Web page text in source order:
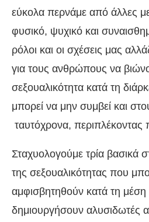
εύκολα περνάμε από άλλες
φυσικό, ψυχικό και
ρόλοι και οι σχέσεις μας
για τους ανθρώπους να
σεξουαλικότητα κατά τη
μπορεί να μην συμβεί και
ταυτόχρονα, περιπλέκοντας
Σταχυολογούμε τρία βασικά
της σεξουαλικότητας που
αμφισβητηθούν κατά τη μέση
δημιουργήσουν αλυσιδωτές